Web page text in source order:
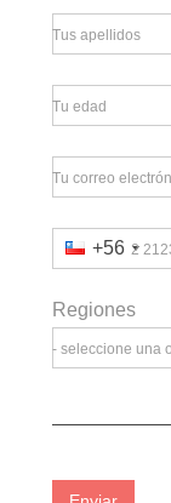
Tus apellidos
Tu edad
Tu correo
+56 2
Regiones
- seleccione una